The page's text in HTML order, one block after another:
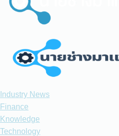
Industry News
Finance
Knowledge
Technology